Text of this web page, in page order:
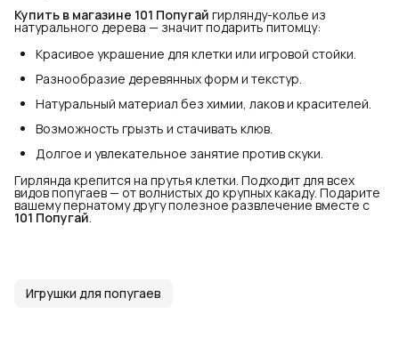
Купить в магазине 101 Попугай гирлянду-колье из
натурального дерева — значит подарить питомцу:
Красивое украшение для клетки или игровой стойки.
Разнообразие деревянных форм и текстур.
Натуральный материал без химии, лаков и красителей.
Возможность грызть и стачивать клюв.
Долгое и увлекательное занятие против скуки.
Гирлянда крепится на прутья клетки. Подходит для всех
видов попугаев — от волнистых до крупных какаду. Подарите
вашему пернатому другу полезное развлечение вместе с
101 Попугай.
Игрушки для попугаев